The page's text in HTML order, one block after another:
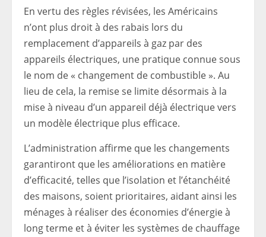
En vertu des règles révisées, les Américains
n’ont plus droit à des rabais lors du
remplacement d’appareils à gaz par des
appareils électriques, une pratique connue sous
le nom de « changement de combustible ». Au
lieu de cela, la remise se limite désormais à la
mise à niveau d’un appareil déjà électrique vers
un modèle électrique plus efficace.
L’administration affirme que les changements
garantiront que les améliorations en matière
d’efficacité, telles que l’isolation et l’étanchéité
des maisons, soient prioritaires, aidant ainsi les
ménages à réaliser des économies d’énergie à
long terme et à éviter les systèmes de chauffage